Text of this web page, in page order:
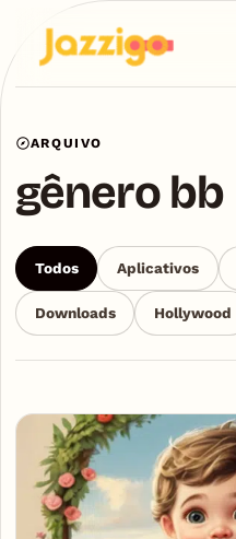
ARQUIVO
gênero bb
Todos Aplicativos
Downloads Hollywood
Articles